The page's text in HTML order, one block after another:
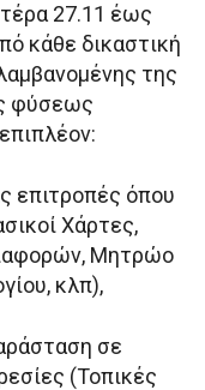
27.11 έως
κάθε δικαστική
της
φύσεως
επιτροπές όπου
Χάρτες,
Μητρώο
κλπ),
σε
(Τοπικές